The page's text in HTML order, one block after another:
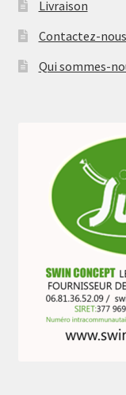
Livraison
Contactez-nous
Qui sommes-